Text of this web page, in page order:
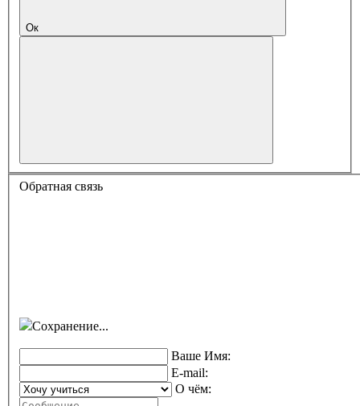
Ок
Обратная связь
Сохранение...
Ваше Имя:
E-mail:
О чём: